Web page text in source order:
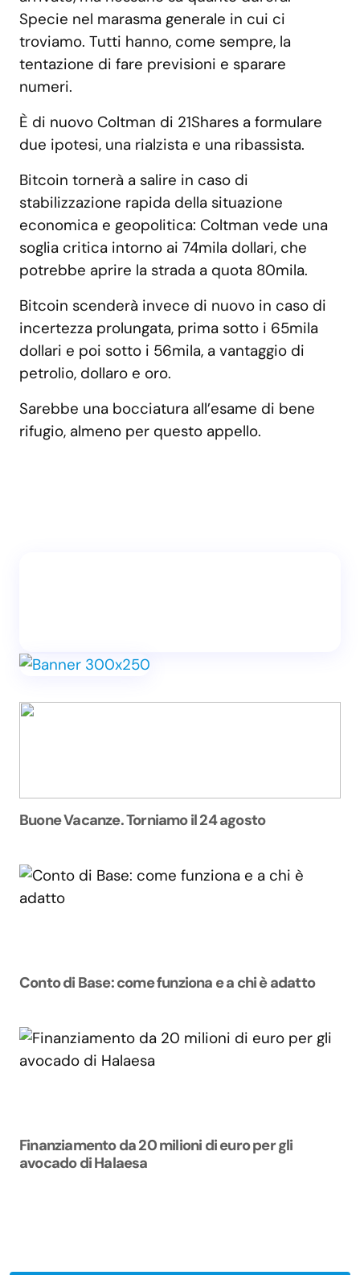
Specie nel marasma generale in cui ci
troviamo. Tutti hanno, come sempre, la
tentazione di fare previsioni e sparare
numeri.
È di nuovo Coltman di 21Shares a formulare
due ipotesi, una rialzista e una ribassista.
Bitcoin tornerà a salire in caso di
stabilizzazione rapida della situazione
economica e geopolitica: Coltman vede una
soglia critica intorno ai 74mila dollari, che
potrebbe aprire la strada a quota 80mila.
Bitcoin scenderà invece di nuovo in caso di
incertezza prolungata, prima sotto i 65mila
dollari e poi sotto i 56mila, a vantaggio di
petrolio, dollaro e oro.
Sarebbe una bocciatura all’esame di bene
rifugio, almeno per questo appello.
Buone Vacanze. Torniamo il 24 agosto
Conto di Base: come funziona e a chi è adatto
Finanziamento da 20 milioni di euro per gli
avocado di Halaesa